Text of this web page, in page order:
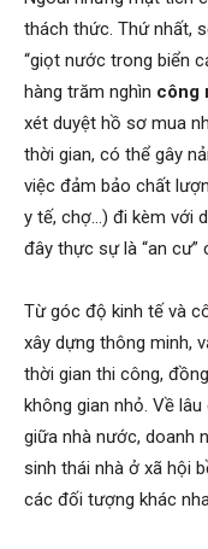
thách thức. Thứ nhất,
“giọt nước trong biển
hàng trăm nghìn công
xét duyệt hồ sơ mua
thời gian, có thể gây
việc đảm bảo chất
y tế, chợ…) đi kèm với
đây thực sự là “an cư”
Từ góc độ kinh tế và
xây dựng thông minh,
thời gian thi công,
không gian nhỏ. Về
giữa nhà nước, doanh
sinh thái nhà ở xã hội
các đối tượng khác